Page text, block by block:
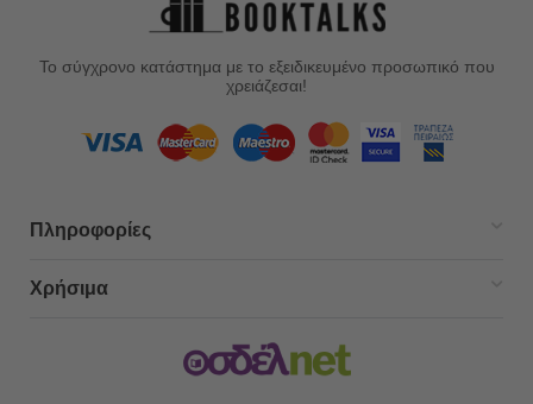
Το σύγχρονο κατάστημα με το εξειδικευμένο προσωπικό που
χρειάζεσαι!
Πληροφορίες
Χρήσιμα